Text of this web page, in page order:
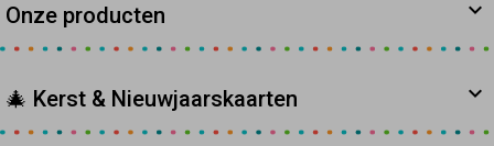
Onze producten
🎄 Kerst & Nieuwjaarskaarten